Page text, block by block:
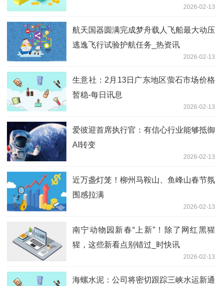
2026-02-13
航天国器圆满完成梦舟载人飞船最大动压
逃逸飞行试验护航任务_热资讯
2026-02-13
生意社：2月13日广东地区萤石市场价格
暂稳-每日讯息
2026-02-13
爱彼迎首席执行官：有信心行业能够抵御
AI转变
2026-02-13
近万盏灯笼！柳州马鞍山、鱼峰山春节氛
围感拉满
2026-02-13
南宁动物园新春“上新”！除了网红黑猩
猩，这些新看点别错过_时快讯
2026-02-13
海螺水泥：公司将密切跟踪三峡水运新通